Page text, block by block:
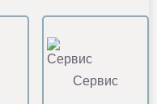
Сервис